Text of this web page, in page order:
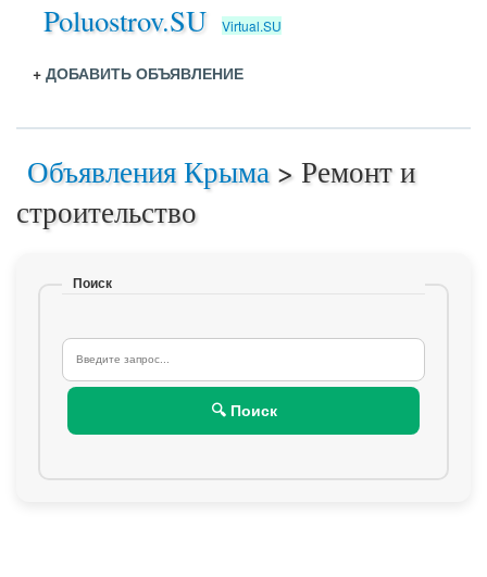
Poluostrov.SU Virtual.SU
+ ДОБАВИТЬ ОБЪЯВЛЕНИЕ
Объявления Крыма > Ремонт и
строительство
Поиск
🔍 Поиск